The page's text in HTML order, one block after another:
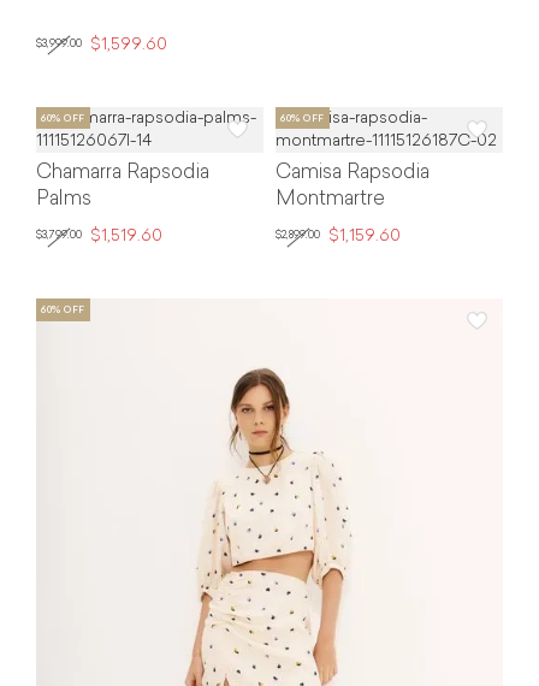
$3,999.00 $1,599.60
Chamarra Rapsodia
Palms
$3,799.00 $1,519.60
Camisa Rapsodia
Montmartre
$2,899.00 $1,159.60